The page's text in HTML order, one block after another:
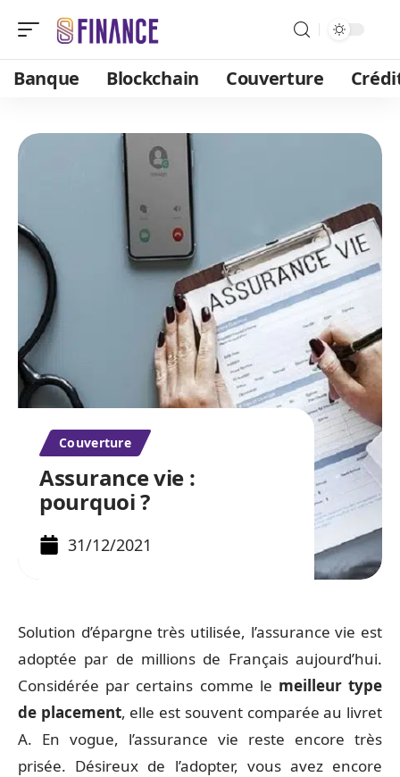
Banque Blockchain Couverture
Couverture
Assurance vie :
pourquoi ?
31/12/2021
Solution d’épargne très utilisée, l’assurance vie est
adoptée par de millions de Français aujourd’hui.
Considérée par certains comme le meilleur type
de placement, elle est souvent comparée au livret
A. En vogue, l’assurance vie reste encore très
prisée. Désireux de l’adopter, vous avez encore